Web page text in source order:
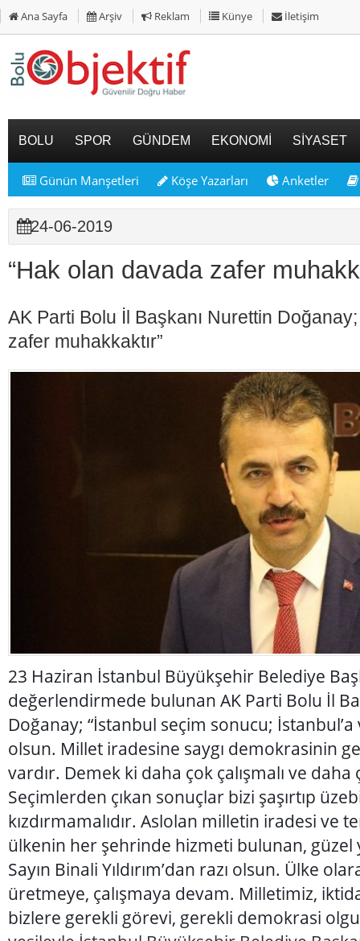
Ana Sayfa Arşiv Reklam Künye İletişim
BOLU SPOR GÜNDEM EKONOMİ SİYASET
Günün Manşetleri Köşe Yazarları Anketler
24-06-2019
“Hak olan davada zafer
AK Parti Bolu İl Başkanı Nurettin
zafer muhakkaktır”
23 Haziran İstanbul Büyükşehir Belediye
değerlendirmede bulunan AK Parti Bolu İl
Doğanay; “İstanbul seçim sonucu; İstanbul’a
olsun. Millet iradesine saygı demokrasinin
vardır. Demek ki daha çok çalışmalı ve
Seçimlerden çıkan sonuçlar bizi şaşırtıp
kızdırmamalıdır. Aslolan milletin iradesi ve
ülkenin her şehrinde hizmeti bulunan, güzel
Sayın Binali Yıldırım’dan razı olsun. Ülke
üretmeye, çalışmaya devam. Milletimiz,
bizlere gerekli görevi, gerekli demokrasi